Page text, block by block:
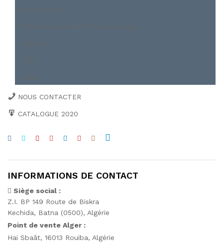
NOUS CONTACTER
CATALOGUE 2020
INFORMATIONS DE CONTACT
Siège social :
Z.I. BP 149 Route de Biskra
Kechida, Batna (0500), Algérie
Point de vente Alger :
Hai Sbaât, 16013 Rouiba, Algérie